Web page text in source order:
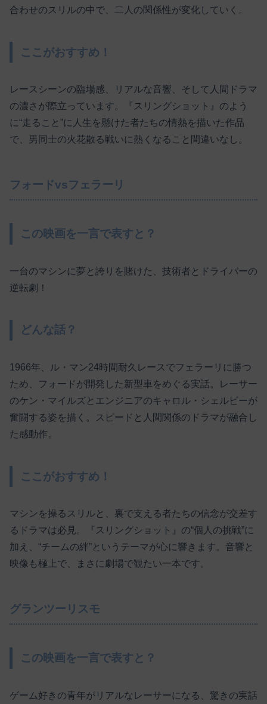
合わせのスリルの中で、二人の関係性が変化していく。
ここがおすすめ！
レースシーンの臨場感、リアルな音響、そして人間ドラマ
の濃さが際立っています。『スリングショット』のよう
に“走ること”に人生を懸けた者たちの情熱を描いた作品
で、男同士の火花散る戦いに熱くなること間違いなし。
フォードvsフェラーリ
この映画を一言で表すと？
一台のマシンに夢と誇りを賭けた、技術者とドライバーの
逆転劇！
どんな話？
1966年、ル・マン24時間耐久レースでフェラーリに勝つ
ため、フォードが開発した新型車をめぐる実話。レーサー
のケン・マイルズとエンジニアのキャロル・シェルビーが
奮闘する姿を描く。スピードと人間関係のドラマが融合し
た感動作。
ここがおすすめ！
マシンを操るスリルと、裏で支える者たちの信念が交差す
るドラマは必見。『スリングショット』の“個人の挑戦”に
加え、“チームの絆”というテーマが心に響きます。音響と
映像も極上で、まさに劇場で観たい一本です。
グランツーリスモ
この映画を一言で表すと？
ゲーム好きの青年がリアルなレーサーになる、驚きの実話